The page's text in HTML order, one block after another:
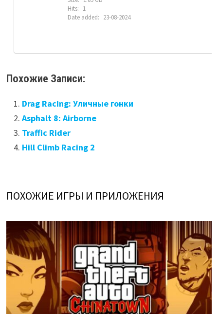
Hits: 1
Date added: 23-08-2024
Похожие Записи:
Drag Racing: Уличные гонки
Asphalt 8: Airborne
Traffic Rider
Hill Climb Racing 2
ПОХОЖИЕ ИГРЫ И ПРИЛОЖЕНИЯ